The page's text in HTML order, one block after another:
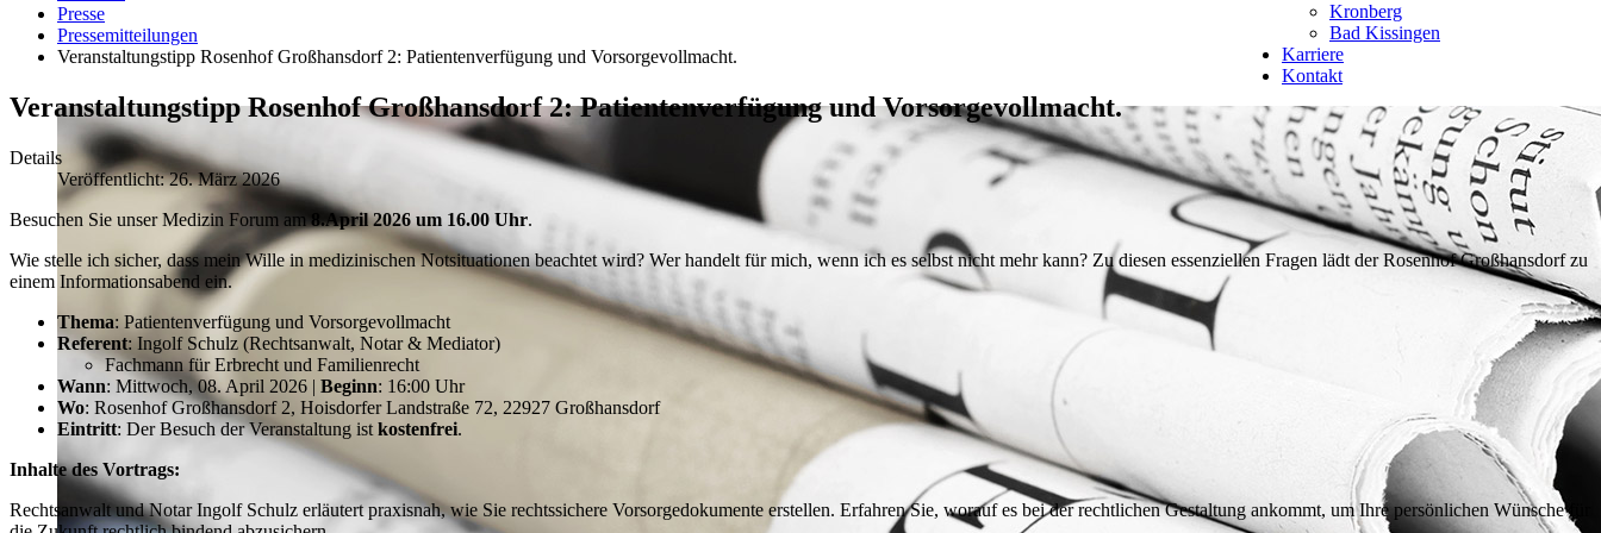
Kronberg
Bad Kissingen
Karriere
Kontakt
Presse
Pressemitteilungen
Veranstaltungstipp Rosenhof Großhansdorf 2: Patientenverfügung und Vorsorgevollmacht.
Veranstaltungstipp Rosenhof Großhansdorf 2: Patientenverfügung und Vorsorgevollmacht.
Details
Veröffentlicht: 26. März 2026
Besuchen Sie unser Medizin Forum am8.April 2026 um 16.00 Uhr.
Wie stelle ich sicher, dass mein Wille in medizinischen Notsituationen beachtet wird? Wer handelt für mich, wenn ich es selbst nicht mehr kann? Zu diesen essenziellen Fragen lädt der Rosenhof Großhansdorf zu
einem Informationsabend ein.
Thema: Patientenverfügung und Vorsorgevollmacht
Referent: Ingolf Schulz (Rechtsanwalt, Notar & Mediator)
Fachmann für Erbrecht und Familienrecht
Wann: Mittwoch, 08. April 2026 | Beginn: 16:00 Uhr
Wo: Rosenhof Großhansdorf 2, Hoisdorfer Landstraße 72, 22927 Großhansdorf
Eintritt: Der Besuch der Veranstaltung ist kostenfrei.
Inhalte des Vortrags:
Rechtsanwalt und Notar Ingolf Schulz erläutert praxisnah, wie Sie rechtssichere Vorsorgedokumente erstellen. Erfahren Sie, worauf es bei der rechtlichen Gestaltung ankommt, um Ihre persönlichen Wünsche für